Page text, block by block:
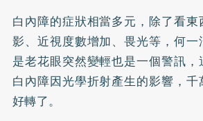
白內障的症狀相當多元，除了看
影、近視度數增加、畏光等，何
是老花眼突然變輕也是一個警訊
白內障因光學折射產生的影響，
好轉了。